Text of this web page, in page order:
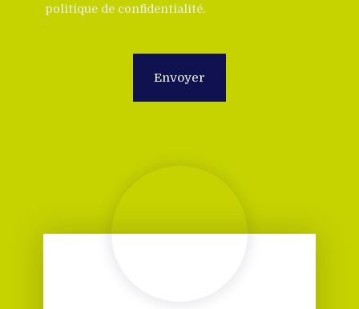
politique de confidentialité.
Envoyer